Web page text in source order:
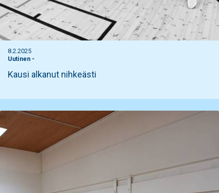
8.2.2025
Uutinen -
Kausi alkanut nihkeästi